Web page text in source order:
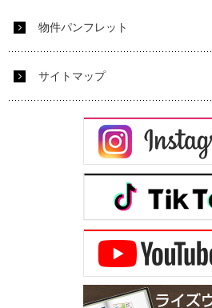
物件パンフレット
サイトマップ